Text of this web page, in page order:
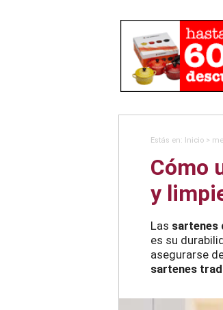
Estás en: Inicio >
Cómo
y
Las sartenes
es su
asegurarse
sartenes